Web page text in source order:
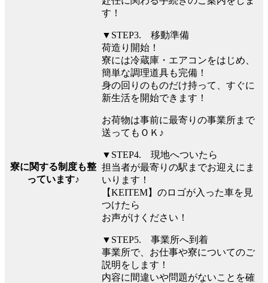
寮に関する制度も整
っています♪
す！
▼STEP3. 移動準備
荷造り開始！
寮には冷蔵庫・エアコンをはじめ、
簡単な調理道具も完備！
身の回りのものだけ持って、すぐに
新生活を開始できます！
お荷物は事前に最寄りの事業所まで
送ってもＯＫ♪
▼STEP4. 現地へついたら
担当者が最寄りの駅までお迎えにま
いります！
【KEITEM】のロゴが入った車を見
つけたら
お声がけください！
▼STEP5. 事業所へ到着
事業所で、お仕事や寮についてのご
説明をします！
内容に間違いや問題がないことを確